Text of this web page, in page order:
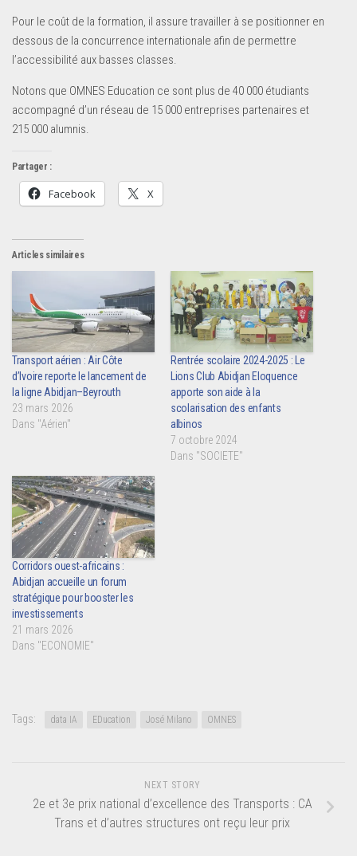
Pour le coût de la formation, il assure travailler à se positionner en
dessous de la concurrence internationale afin de permettre
l’accessibilité aux basses classes.
Notons que OMNES Education ce sont plus de 40 000 étudiants
accompagné d’un réseau de 15 000 entreprises partenaires et
215 000 alumnis.
Partager :
Facebook X
Articles similaires
Transport aérien : Air Côte
d’Ivoire reporte le lancement de
la ligne Abidjan–Beyrouth
23 mars 2026
Dans "Aérien"
Rentrée scolaire 2024-2025 : Le
Lions Club Abidjan Eloquence
apporte son aide à la
scolarisation des enfants
albinos
7 octobre 2024
Dans "SOCIETE"
Corridors ouest-africains :
Abidjan accueille un forum
stratégique pour booster les
investissements
21 mars 2026
Dans "ECONOMIE"
Tags: data IA EDucation José Milano OMNES
NEXT STORY
2e et 3e prix national d’excellence des Transports : CA
Trans et d’autres structures ont reçu leur prix